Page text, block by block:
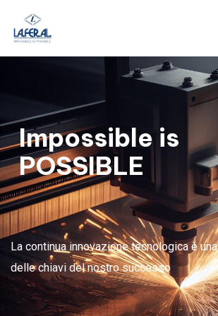
Impossible is
POSSIBLE
La continua innovazione tecnologica è una
delle chiavi del nostro successo